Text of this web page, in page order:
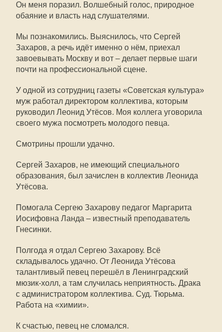
Он меня поразил. Волшебный голос, природное
обаяние и власть над слушателями.
Мы познакомились. Выяснилось, что Сергей
Захаров, а речь идёт именно о нём, приехал
завоевывать Москву и вот – делает первые шаги
почти на профессиональной сцене.
У одной из сотрудниц газеты «Советская культура»
муж работал директором коллектива, которым
руководил Леонид Утёсов. Моя коллега уговорила
своего мужа посмотреть молодого певца.
Смотрины прошли удачно.
Сергей Захаров, не имеющий специального
образования, был зачислен в коллектив Леонида
Утёсова.
Помогала Сергею Захарову педагог Маргарита
Иосифовна Ланда – известный преподаватель
Гнесинки.
Полгода я отдал Сергею Захарову. Всё
складывалось удачно. От Леонида Утёсова
талантливый певец перешёл в Ленинградский
мюзик-холл, а там случилась неприятность. Драка
с администратором коллектива. Суд. Тюрьма.
Работа на «химии».
К счастью, певец не сломался.